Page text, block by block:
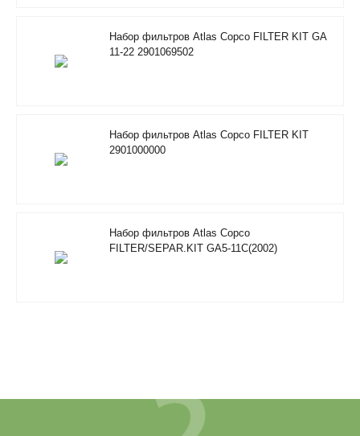
Набор фильтров Atlas Copco FILTER KIT GA
11-22 2901069502
Набор фильтров Atlas Copco FILTER KIT
2901000000
Набор фильтров Atlas Copco
FILTER/SEPAR.KIT GA5-11C(2002)